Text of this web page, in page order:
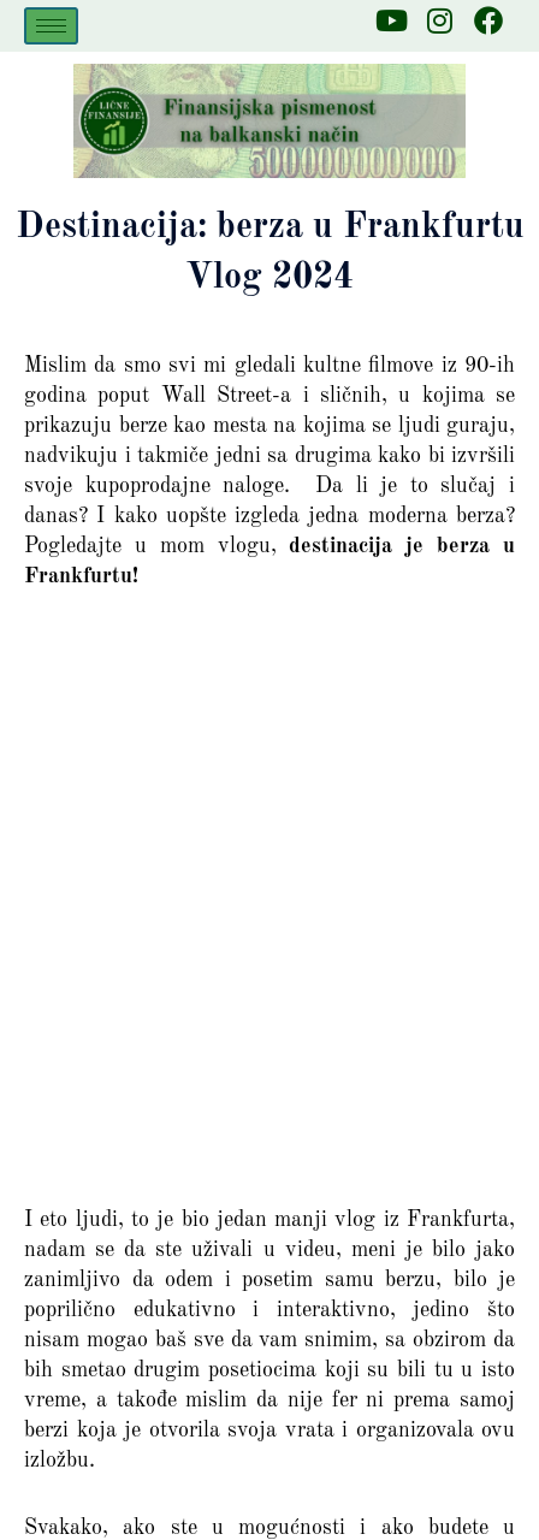
Skip
Y
u
b
I
s
g
a
F
k
Destinacija: berza u Frankfurtu
Vlog 2024
Mislim da smo svi mi gledali kultne filmove iz 90-ih
godina poput Wall Street-a i sličnih, u kojima se
prikazuju berze kao mesta na kojima se ljudi guraju,
nadvikuju i takmiče jedni sa drugima kako bi izvršili
svoje kupoprodajne naloge. Da li je to slučaj i
danas? I kako uopšte izgleda jedna moderna berza?
Pogledajte u mom vlogu,destinacija je berza u
Frankfurtu!
I eto ljudi, to je bio jedan manji vlog iz Frankfurta,
nadam se da ste uživali u videu, meni je bilo jako
zanimljivo da odem i posetim samu berzu, bilo je
poprilično edukativno i interaktivno, jedino što
nisam mogao baš sve da vam snimim, sa obzirom da
bih smetao drugim posetiocima koji su bili tu u isto
vreme, a takođe mislim da nije fer ni prema samoj
berzi koja je otvorila svoja vrata i organizovala ovu
izložbu.
Svakako, ako ste u mogućnosti i ako budete u